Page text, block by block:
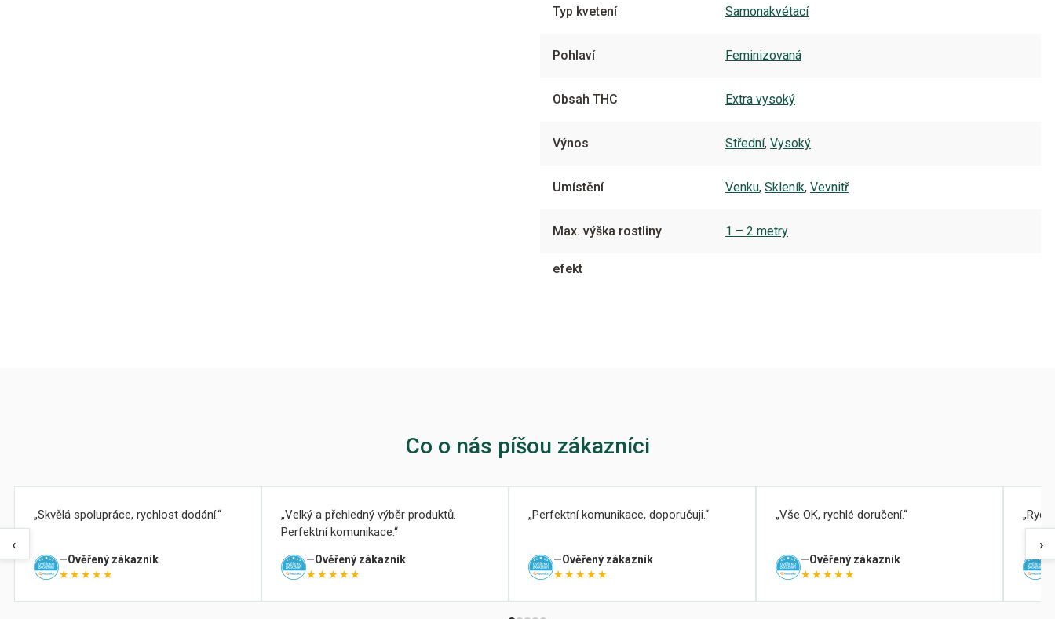
Typ kvetení Samonakvétací
Pohlaví Feminizovaná
Obsah THC Extra vysoký
Výnos Střední, Vysoký
Umístění Venku, Skleník, Vevnitř
Max. výška rostliny 1 – 2 metry
efekt
Co o nás píšou zákazníci
‹
Skvělá spolupráce, rychlost dodání.
Ověřený zákazník
★★★★★
Velký a přehledný výběr produktů.
Perfektní komunikace.
Ověřený zákazník
★★★★★
Perfektní komunikace, doporučuji.
Ověřený zákazník
★★★★★
Vše OK, rychlé doručení.
Ověřený zákazník
★★★★★
›